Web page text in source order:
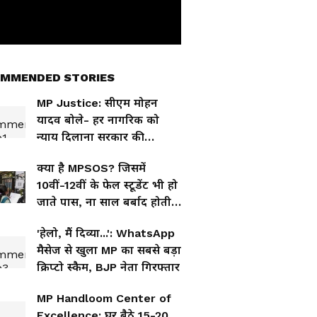
STORIES
MP Justice: सीएम मोहन
यादव बोले- हर नागरिक को
न्याय दिलाना सरकार की
क्या है MPSOS? जिसमें
10वीं-12वीं के फेल स्टूडेंट भी हो
जाते पास, ना साल बर्बाद होती
'हेलो, मैं दिव्या...': WhatsApp
मैसेज से खुला MP का सबसे बड़ा
क्रिप्टो स्कैम, BJP नेता गिरफ्तार
MP Handloom Center of